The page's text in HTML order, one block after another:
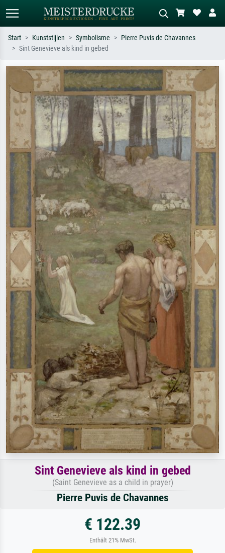
Zoek op kunstenaar, titel of stijl – bijv.
Monet, Sterrennacht, impressionisme,
Hokusai-golf, naakt.
Beschrijf de scène – bijv. groene
weide, abstract met veel rood, donker
olieverfschilderij, staand naakt naast
een boom.
Start Kunststijlen Symbolisme
Pierre Puvis de Chavannes
Sint Genevieve als kind in gebed
Sint Genevieve als kind in gebed
(Saint Genevieve as a child in prayer)
Pierre Puvis de Chavannes
€ 122.39
Enthält 21% MwSt.